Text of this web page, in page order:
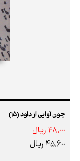
چون آوایی از داود (15)
48,000 ريال
45,600 ريال